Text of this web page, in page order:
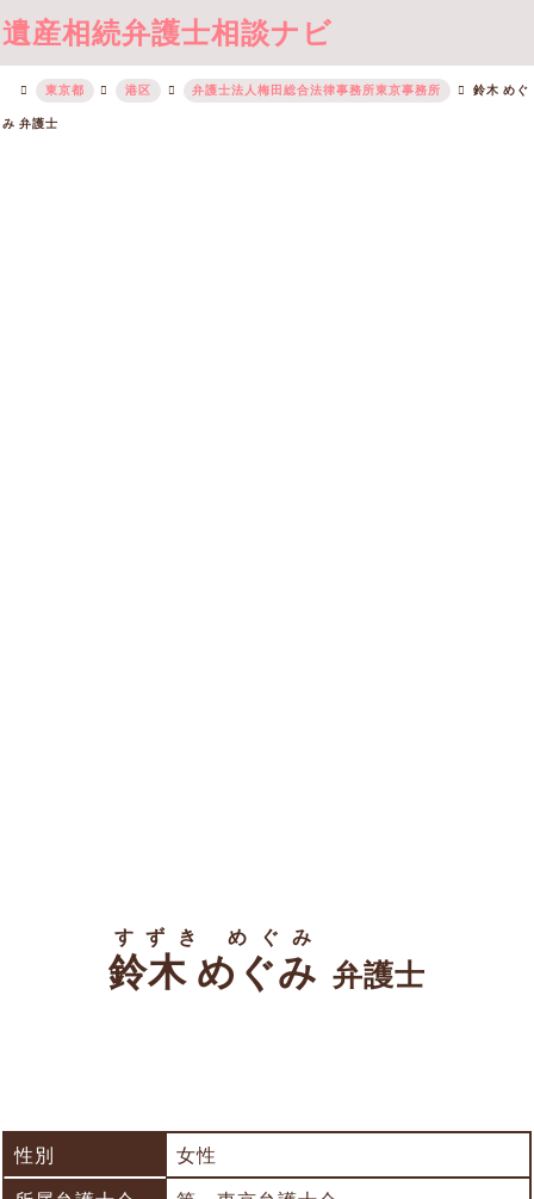
遺産相続弁護士相談ナビ
東京都 港区 弁護士法人梅田総合法律事務所東京事務所 鈴木 めぐ
み 弁護士
鈴木 めぐみ
すずき めぐみ
弁護士
性別
女性